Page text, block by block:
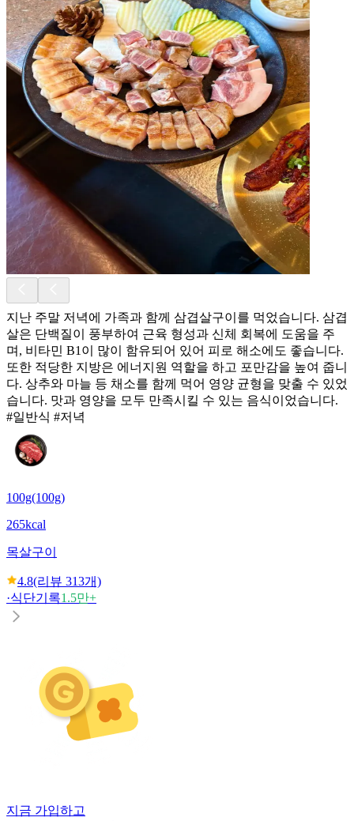
지난 주말 저녁에 가족과 함께 삼겹살구이를 먹었습니다. 삼겹
살은 단백질이 풍부하여 근육 형성과 신체 회복에 도움을 주
며, 비타민 B1이 많이 함유되어 있어 피로 해소에도 좋습니다.
또한 적당한 지방은 에너지원 역할을 하고 포만감을 높여 줍니
다. 상추와 마늘 등 채소를 함께 먹어 영양 균형을 맞출 수 있었
습니다. 맛과 영양을 모두 만족시킬 수 있는 음식이었습니다.
#일반식 #저녁
100g(100g)
265kcal
목살구이
4.8(리뷰 313개)
·식단기록1.5만+
지금 가입하고